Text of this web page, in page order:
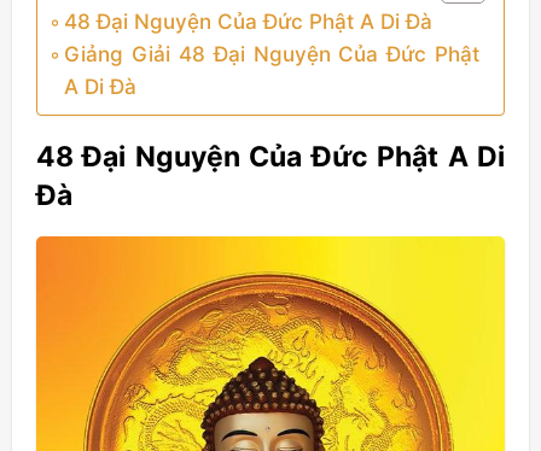
48 Đại Nguyện Của Đức Phật A Di Đà
Giảng Giải 48 Đại Nguyện Của Đức Phật
A Di Đà
48 Đại Nguyện Của Đức Phật A Di
Đà